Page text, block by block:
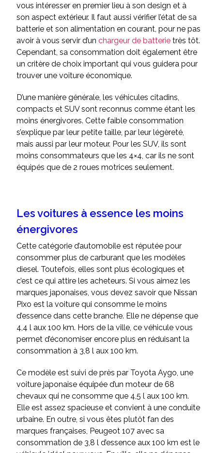
vous intéresser en premier lieu à son design et à
son aspect extérieur. Il faut aussi vérifier l’état de sa
batterie et son alimentation en courant, pour ne pas
avoir à vous servir d’un chargeur de batterietrès tôt.
Cependant, sa consommation doit également être
un critère de choix important qui vous guidera pour
trouver une voiture économique.
D’une manière générale, les véhicules citadins,
compacts et SUV sont reconnus comme étant les
moins énergivores. Cette faible consommation
s’explique par leur petite taille, par leur légèreté,
mais aussi par leur moteur. Pour les SUV, ils sont
moins consommateurs que les 4×4, car ils ne sont
équipés que de 2 roues motrices seulement.
Les voitures à essence les moins
énergivores
Cette catégorie d’automobile est réputée pour
consommer plus de carburant que les modèles
diesel. Toutefois, elles sont plus écologiques et
c’est ce qui attire les acheteurs. Si vous aimez les
marques japonaises, vous devez savoir que Nissan
Pixo est la voiture qui consomme le moins
d’essence dans cette branche. Elle ne dépense que
4,4 l aux 100 km. Hors de la ville, ce véhicule vous
permet d’économiser encore plus en réduisant la
consommation à 3,8 l aux 100 km.
Ce modèle est suivi de près par Toyota Aygo, une
voiture japonaise équipée d’un moteur de 68
chevaux qui ne consomme que 4,5 l aux 100 km.
Elle est assez spacieuse et convient à une conduite
urbaine. En outre, si vous êtes plutôt fan des
marques françaises, Peugeot 107 avec sa
consommation de 3,8 l d’essence aux 100 km est le